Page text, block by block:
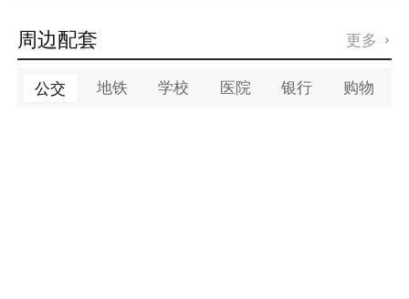
周边配套 更多 
公交 地铁 学校 医院 银行 购物